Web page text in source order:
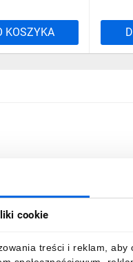
cookie
treści i reklam,
KOSZYKA